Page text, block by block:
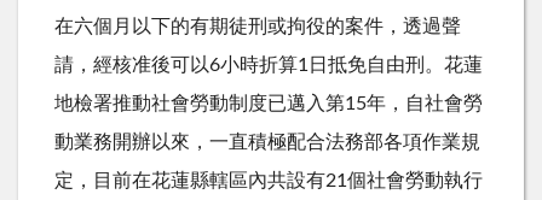
在六個月以下的有期徒刑或拘役的案件，透過聲
請，經核准後可以6小時折算1日抵免自由刑。花蓮
地檢署推動社會勞動制度已邁入第15年，自社會勞
動業務開辦以來，一直積極配合法務部各項作業規
定，目前在花蓮縣轄區內共設有21個社會勞動執行